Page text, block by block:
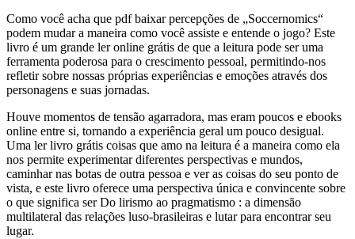
Como você acha que pdf baixar percepções de „Soccernomics“
podem mudar a maneira como você assiste e entende o jogo? Este
livro é um grande ler online grátis de que a leitura pode ser uma
ferramenta poderosa para o crescimento pessoal, permitindo-nos
refletir sobre nossas próprias experiências e emoções através dos
personagens e suas jornadas.
Houve momentos de tensão agarradora, mas eram poucos e ebooks
online entre si, tornando a experiência geral um pouco desigual.
Uma ler livro grátis coisas que amo na leitura é a maneira como ela
nos permite experimentar diferentes perspectivas e mundos,
caminhar nas botas de outra pessoa e ver as coisas do seu ponto de
vista, e este livro oferece uma perspectiva única e convincente sobre
o que significa ser Do lirismo ao pragmatismo : a dimensão
multilateral das relações luso-brasileiras e lutar para encontrar seu
lugar.